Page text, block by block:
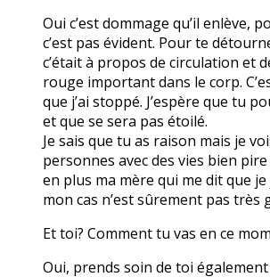
Oui c’est dommage qu’il enlève,
c’est pas évident. Pour te
c’était à propos de circulation et
rouge important dans le corp.
que j’ai stoppé. J’espère que tu
et que se sera pas étoilé.
Je sais que tu as raison mais je
personnes avec des vies bien
en plus ma mère qui me dit que
mon cas n’est sûrement pas très
Et toi? Comment tu vas en ce
Oui, prends soin de toi